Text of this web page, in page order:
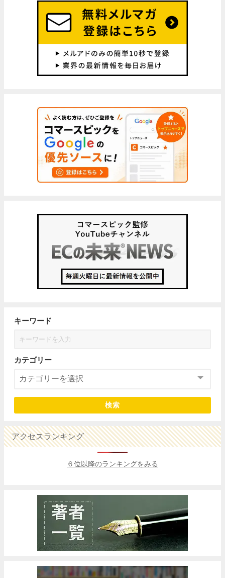
キーワード
カテゴリー
検索
アクセスランキング
６位以降のランキングをみる